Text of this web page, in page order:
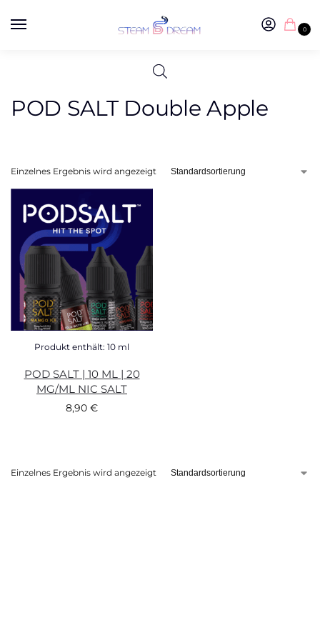
0
POD SALT Double Apple
Einzelnes Ergebnis wird angezeigt
Produkt enthält: 10 ml
POD SALT | 10 ML | 20
MG/ML NIC SALT
8,90 €
Einzelnes Ergebnis wird angezeigt